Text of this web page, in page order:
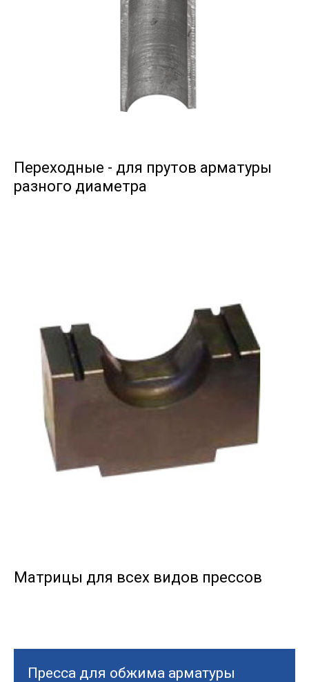
Переходные - для прутов арматуры
разного диаметра
Матрицы для всех видов прессов
Пресса для обжима арматуры